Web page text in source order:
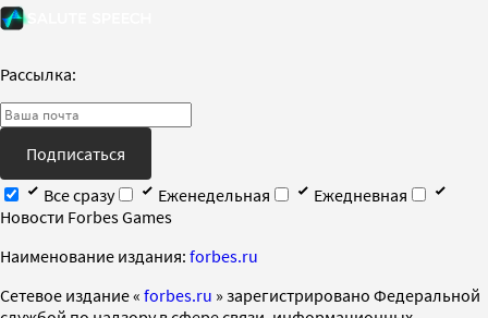
Рассылка:
Подписаться
Все сразу
Еженедельная
Ежедневная
Новости Forbes Games
Наименование издания: forbes.ru
Cетевое издание « forbes.ru » зарегистрировано Федеральной